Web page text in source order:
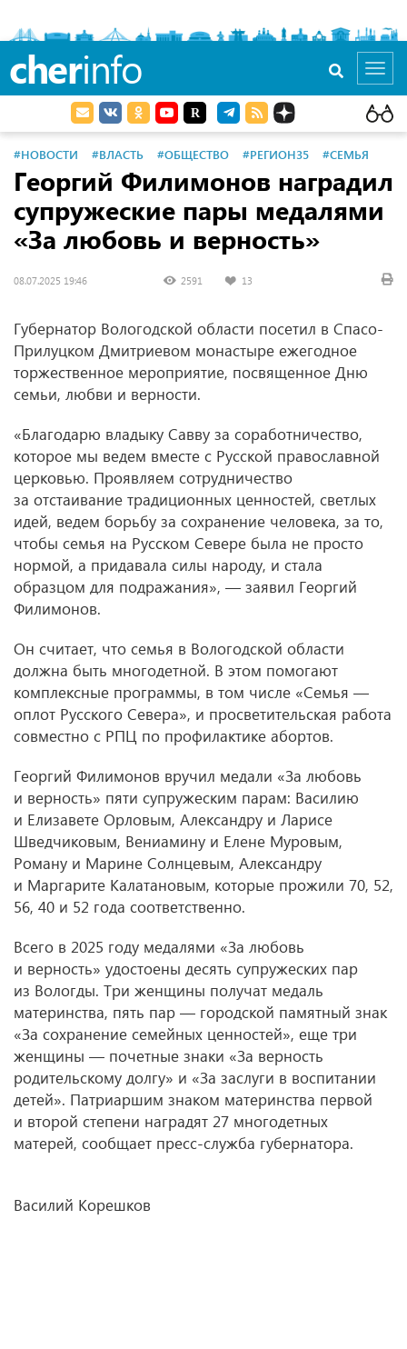
cherinfo
#НОВОСТИ #ВЛАСТЬ #ОБЩЕСТВО #РЕГИОН35 #СЕМЬЯ
Георгий Филимонов наградил
супружеские пары медалями
«За любовь и верность»
08.07.2025 19:46 2591 13
Губернатор Вологодской области посетил в Спасо-
Прилуцком Дмитриевом монастыре ежегодное
торжественное мероприятие, посвященное Дню
семьи, любви и верности.
«Благодарю владыку Савву за соработничество,
которое мы ведем вместе с Русской православной
церковью. Проявляем сотрудничество
за отстаивание традиционных ценностей, светлых
идей, ведем борьбу за сохранение человека, за то,
чтобы семья на Русском Севере была не просто
нормой, а придавала силы народу, и стала
образцом для подражания», — заявил Георгий
Филимонов.
Он считает, что семья в Вологодской области
должна быть многодетной. В этом помогают
комплексные программы, в том числе «Семья —
оплот Русского Севера», и просветительская работа
совместно с РПЦ по профилактике абортов.
Георгий Филимонов вручил медали «За любовь
и верность» пяти супружеским парам: Василию
и Елизавете Орловым, Александру и Ларисе
Шведчиковым, Вениамину и Елене Муровым,
Роману и Марине Солнцевым, Александру
и Маргарите Калатановым, которые прожили 70, 52,
56, 40 и 52 года соответственно.
Всего в 2025 году медалями «За любовь
и верность» удостоены десять супружеских пар
из Вологды. Три женщины получат медаль
материнства, пять пар — городской памятный знак
«За сохранение семейных ценностей», еще три
женщины — почетные знаки «За верность
родительскому долгу» и «За заслуги в воспитании
детей». Патриаршим знаком материнства первой
и второй степени наградят 27 многодетных
матерей, сообщает пресс-служба губернатора.
Василий Корешков